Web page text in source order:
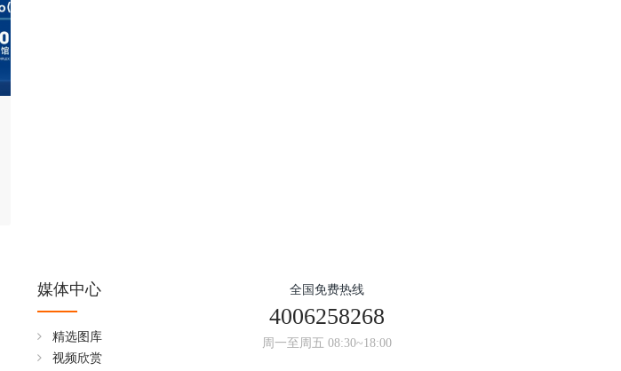
媒体中心
精选图库
视频欣赏
全国免费热线
4006258268
周一至周五 08:30~18:00